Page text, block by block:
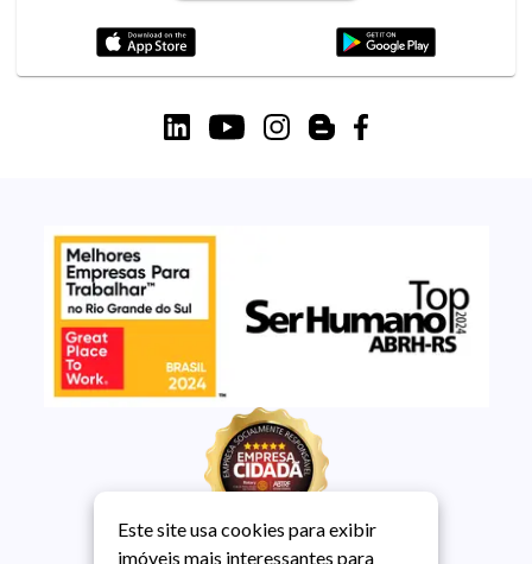
Este site usa cookies para exibir
imóveis mais interessantes para